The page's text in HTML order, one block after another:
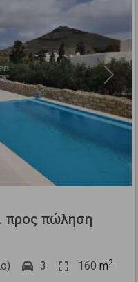
Next
προς πώληση
3 160 m2